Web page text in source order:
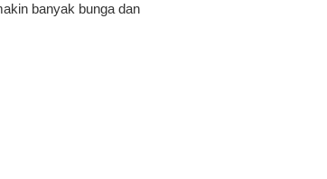
banyak bunga dan